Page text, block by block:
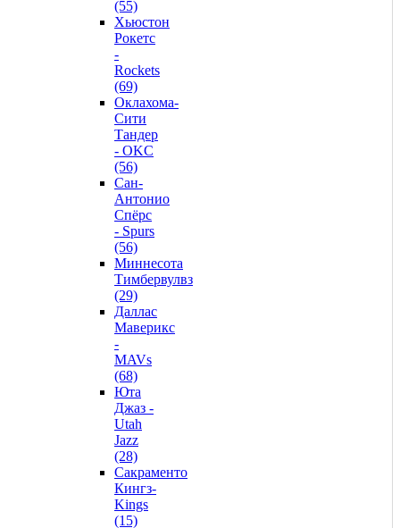
(55)
Хьюстон
Рокетс
-
Rockets
(69)
Оклахома-
Сити
Тандер
- OKC
(56)
Сан-
Антонио
Спёрс
- Spurs
(56)
Миннесота
Тимбервулвз
(29)
Даллас
Маверикс
-
MAVs
(68)
Юта
Джаз -
Utah
Jazz
(28)
Сакраменто
Кингз-
Kings
(15)